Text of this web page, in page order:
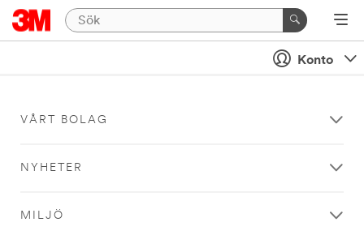
Konto
VÅRT BOLAG
NYHETER
MILJÖ